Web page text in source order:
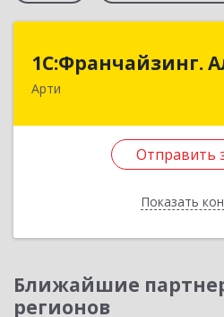
1С:Франчайзинг.
Арти
Отправить
Показать
1С:Франчайзинг.
623340, Свердловская
Отправить
Назад
Ближайшие
регионов